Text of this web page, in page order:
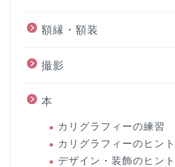
額縁・額装
撮影
本
カリグラフィーの練習
カリグラフィーのヒント
デザイン・装飾のヒント